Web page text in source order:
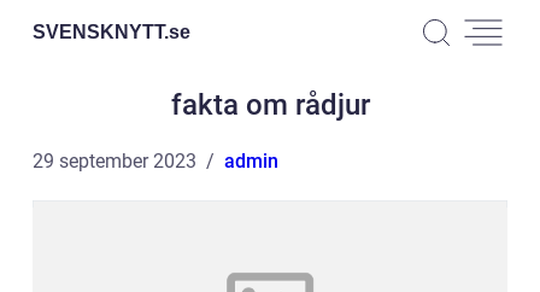
SVENSKNYTT.se
fakta om rådjur
29 september 2023 admin